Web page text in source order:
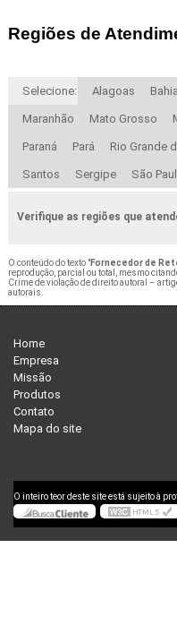
Regiões de
Selecione: Alagoas Bahia
Maranhão Mato Grosso
Paraná Pará Rio Grande
Santos Sergipe São
Verifique as regiões que
O conteúdo do texto "Fornecedor de
reprodução, parcial ou total, mesmo
Crime de violação de direito autoral –
autorais.
Home
Empresa
Missão
Produtos
Contato
Mapa do site
O inteiro teor deste site está sujeito à